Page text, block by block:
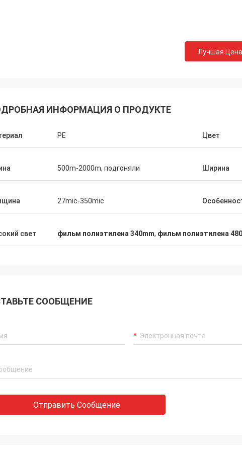
Лучшая Цена
ИНФОРМАЦИЯ О ПРОДУКТЕ
PE Цвет
500m-2000m, подгоняли Ширина
27mic-350mic
свет фильм полиэтилена 340mm, фильм полиэтилена
СООБЩЕНИЕ
Отправить Сообщение